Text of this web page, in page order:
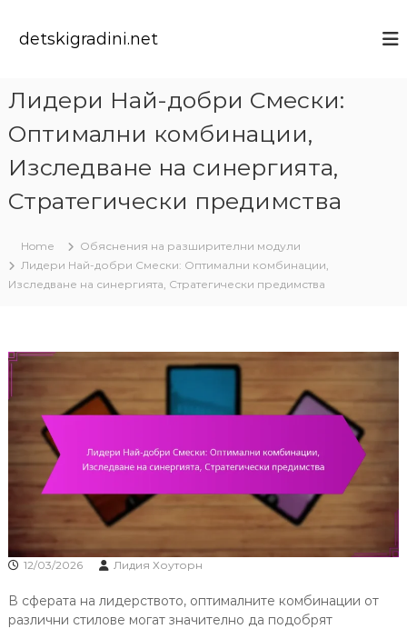
detskigradini.net
Лидери Най-добри Смески:
Оптимални комбинации,
Изследване на синергията,
Стратегически предимства
Home
Обяснения на разширителни модули
Лидери Най-добри Смески: Оптимални комбинации,
Изследване на синергията, Стратегически предимства
12/03/2026 Лидия Хоуторн
В сферата на лидерството, оптималните комбинации от
различни стилове могат значително да подобрят